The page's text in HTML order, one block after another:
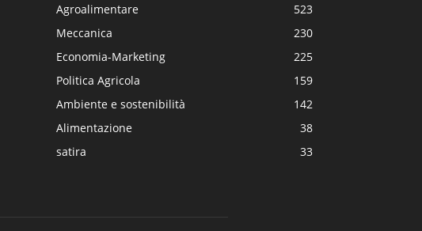
Agroalimentare
523
Meccanica
230
Economia-Marketing
225
Politica Agricola
159
Ambiente e sostenibilità
142
Alimentazione
38
satira
33